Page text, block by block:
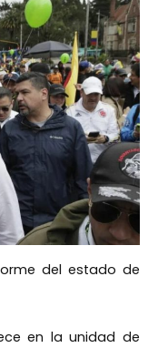
del estado de
en la unidad de